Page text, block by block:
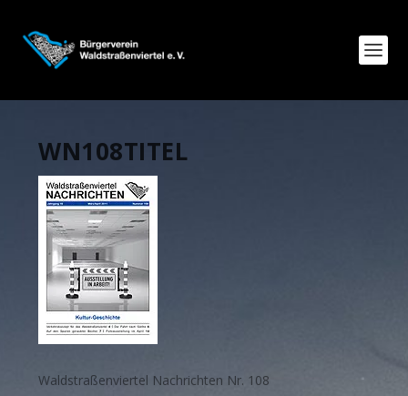
WN108TITEL
Waldstraßenviertel Nachrichten Nr. 108